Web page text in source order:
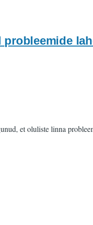
probleemide
et oluliste linna